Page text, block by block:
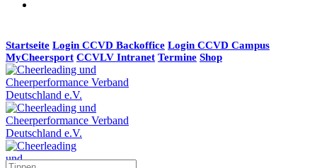
Startseite Login CCVD Backoffice Login CCVD Campus
MyCheersport CCVLV Intranet Termine Shop